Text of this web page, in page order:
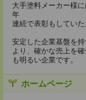
大手塗料メーカー様
年
連続で表彰もしていた
安定した企業基盤を
より、確かな売上を
も明るい企業です。
ホームページ